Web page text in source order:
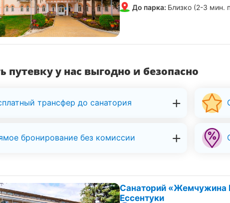
До парка: Близко (2-3 мин.
путевку у нас выгодно и безопасно
трансфер до санатория
бронирование без комиссии
Санаторий «Жемчужина
Ессентуки